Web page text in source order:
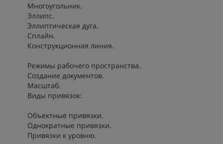
Многоугольник.
Эллипс.
Эллиптическая дуга.
Сплайн.
Конструкционная линия.
Режимы рабочего пространства.
Создание документов.
Масштаб.
Виды привязок:
Объектные привязки.
Однократные привязки.
Привязки к уровню.